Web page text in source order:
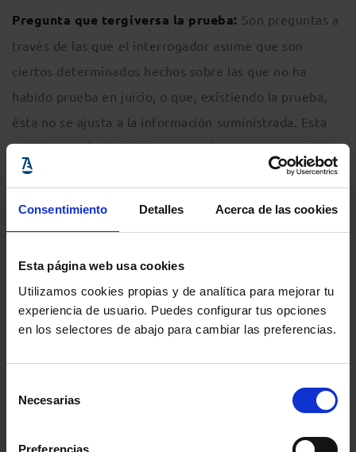
Consentimiento Detalles Acerca de las cookies
Esta página web usa cookies
Utilizamos cookies propias y de analítica para mejorar tu
experiencia de usuario. Puedes configurar tus opciones
en los selectores de abajo para cambiar las preferencias.
Necesarias
Preferencias
Pregunta que tergiversa la prueba: Son preguntas a
través de las que el interrogador asume que son
ciertos determinados hechos sobre las que no ha
habido prueba en juicio, o que, existiendo la prueba,
ésta no se ajusta a la información suministrada. Esta
pregunta es inadmisible por capciosa, ya que
tergiversa el contenido de la prueba ya ingresada o la
asumiendo ciertos hechos como probados cuando
realmente no hay prueba alguna al respecto.
Dos testigos afirman que Vd. no se encontraba en el
bar, ¿cómo se explica eso?